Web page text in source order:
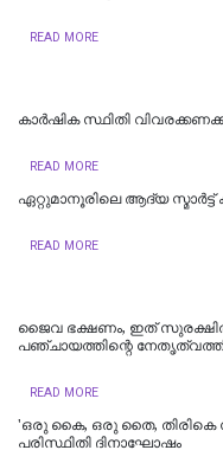
READ MORE
കാര്‍ഷിക സ്ഥിതി
READ MORE
ഏറ്റുമാനൂരിലെ ആദ്യ
READ MORE
ജൈവ ഭക്ഷണം, ഇത് സുരക്ഷിത
പഞ്ചായത്തിന്റെ
READ MORE
'ഒരു കൈ, ഒരു തൈ, തിരികെ
പരിസ്ഥിതി ദിനാഘോഷം